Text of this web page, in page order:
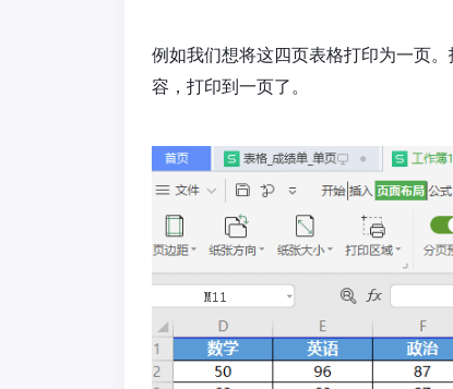
例如我们想将这四页表格打印为一页
容，打印到一页了。